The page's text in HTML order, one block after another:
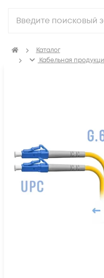
Каталог
Кабельная